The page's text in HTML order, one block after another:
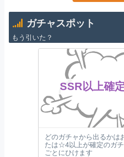
ガチャスポット
もう引いた？
SSR以上確
どのガチャから出るかは
たは☆4以上が確定のガ
ごとにひけます